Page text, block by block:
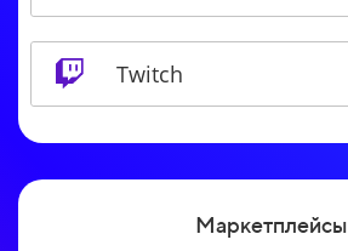
Twitch
Маркетплейсы